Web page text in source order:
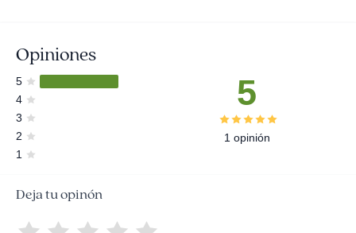
Opiniones
5
4
3
2
1
5
1 opinión
Deja tu opinón